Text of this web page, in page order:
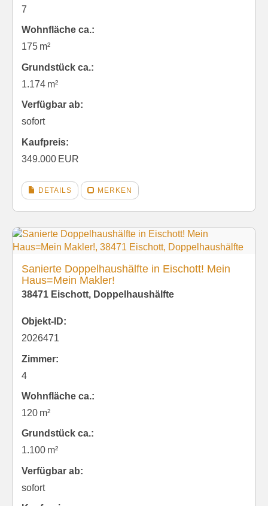
7
Wohnfläche ca.:
175 m²
Grund­stück ca.:
1.174 m²
Verfügbar ab:
sofort
Kaufpreis:
349.000 EUR
DETAILS MERKEN
Sanierte Doppelhaushälfte in Eischott! Mein
Haus=Mein Makler!
38471 Eischott, Doppelhaushälfte
Objekt-ID:
2026471
Zimmer:
4
Wohnfläche ca.:
120 m²
Grund­stück ca.:
1.100 m²
Verfügbar ab:
sofort